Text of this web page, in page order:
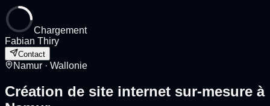
Chargement
Fabian Thiry
Contact
Namur · Wallonie
Création de site internet sur-mesure à